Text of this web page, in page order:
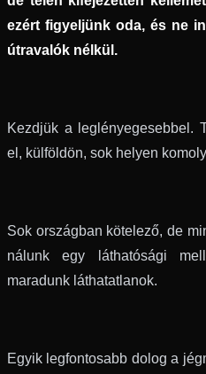
ezért figyeljünk oda, és ne
útravalók nélkül.
Kezdjük a leglényegesebbel.
el, külföldön, sok helyen
Sok országban kötelező, de
nálunk egy láthatósági
maradunk láthatatlanok.
Egyik legfontosabb dolog a